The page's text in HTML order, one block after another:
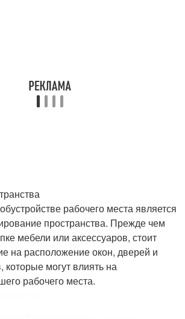
Рабочий атмосфера
Пространство с зоной
рабочего места является
пространства. Прежде чем
мебели или аксессуаров, стоит
на расположение окон, дверей и
которые могут влиять на
рабочего места.